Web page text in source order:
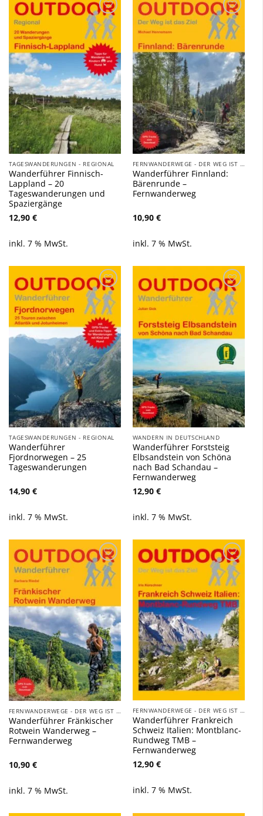
Zu
Wunschliste
hinzufügen
TAGESWANDERUNGEN - REGIONAL
Wanderführer Finnisch-
Lappland – 20
Tageswanderungen und
Spaziergänge
12,90 €
inkl. 7 % MwSt.
Zu
Wunschliste
hinzufügen
FERNWANDERWEGE - DER WEG IST DAS ZIEL
Wanderführer Finnland:
Bärenrunde –
Fernwanderweg
10,90 €
inkl. 7 % MwSt.
Zu
Wunschliste
hinzufügen
TAGESWANDERUNGEN - REGIONAL
Wanderführer
Fjordnorwegen – 25
Tageswanderungen
14,90 €
inkl. 7 % MwSt.
Zu
Wunschliste
hinzufügen
WANDERN IN DEUTSCHLAND
Wanderführer Forststeig
Elbsandstein von Schöna
nach Bad Schandau –
Fernwanderweg
12,90 €
inkl. 7 % MwSt.
Zu
Wunschliste
hinzufügen
FERNWANDERWEGE - DER WEG IST DAS ZIEL
Wanderführer Fränkischer
Rotwein Wanderweg –
Fernwanderweg
10,90 €
inkl. 7 % MwSt.
Zu
Wunschliste
hinzufügen
FERNWANDERWEGE - DER WEG IST DAS ZIEL
Wanderführer Frankreich
Schweiz Italien: Montblanc-
Rundweg TMB –
Fernwanderweg
12,90 €
inkl. 7 % MwSt.